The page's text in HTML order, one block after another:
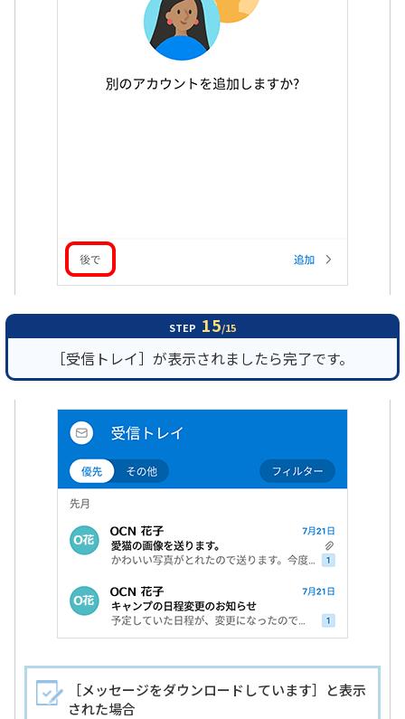
STEP 15/15
［受信トレイ］が表示されましたら完了です。
［メッセージをダウンロードしています］と表示
された場合